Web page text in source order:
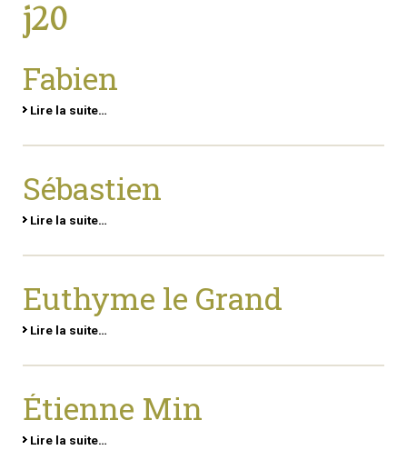
j20
Fabien
Lire la suite…
Sébastien
Lire la suite…
Euthyme le Grand
Lire la suite…
Étienne Min
Lire la suite…